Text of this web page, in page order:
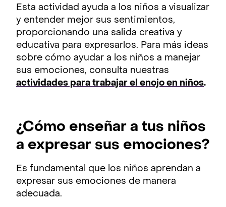
Esta actividad ayuda a los niños a visualizar
y entender mejor sus sentimientos,
proporcionando una salida creativa y
educativa para expresarlos. Para más ideas
sobre cómo ayudar a los niños a manejar
sus emociones, consulta nuestras
actividades para trabajar el enojo en niños.
¿Cómo enseñar a tus niños
a expresar sus emociones?
Es fundamental que los niños aprendan a
expresar sus emociones de manera
adecuada.